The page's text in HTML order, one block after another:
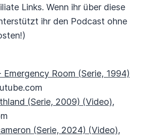
Links. Wenn ihr über diese
ihr den Podcast ohne
Emergency Room (Serie, 1994)
(Serie, 2009) (Video),
(Serie, 2024) (Video),